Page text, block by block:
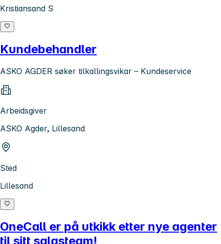
Kristiansand S
Kundebehandler
ASKO AGDER søker tilkallingsvikar – Kundeservice
Arbeidsgiver
ASKO Agder, Lillesand
Sted
Lillesand
OneCall er på utkikk etter nye agenter
til sitt salgsteam!